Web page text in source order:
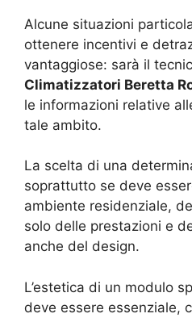
Alcune situazioni
ottenere incentivi e
vantaggiose: sarà il
Climatizzatori Beretta
le informazioni relative
tale ambito.
La scelta di una
soprattutto se deve
ambiente residenziale,
solo delle prestazioni e
anche del design.
L’estetica di un modulo
deve essere essenziale,